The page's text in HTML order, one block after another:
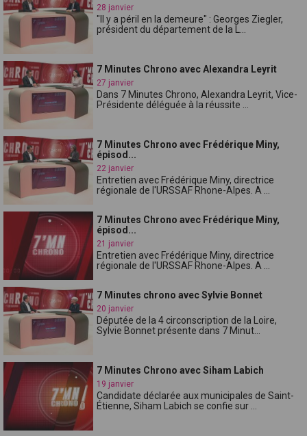
28 janvier
"Il y a péril en la demeure" : Georges Ziegler,
président du département de la L...
7 Minutes Chrono avec Alexandra Leyrit
27 janvier
Dans 7 Minutes Chrono, Alexandra Leyrit, Vice-
Présidente déléguée à la réussite ...
7 Minutes Chrono avec Frédérique Miny,
épisod...
22 janvier
Entretien avec Frédérique Miny, directrice
régionale de l'URSSAF Rhone-Alpes. A ...
7 Minutes Chrono avec Frédérique Miny,
épisod...
21 janvier
Entretien avec Frédérique Miny, directrice
régionale de l'URSSAF Rhone-Alpes. A ...
7 Minutes chrono avec Sylvie Bonnet
20 janvier
Députée de la 4 circonscription de la Loire,
Sylvie Bonnet présente dans 7 Minut...
7 Minutes Chrono avec Siham Labich
19 janvier
Candidate déclarée aux municipales de Saint-
Étienne, Siham Labich se confie sur ...